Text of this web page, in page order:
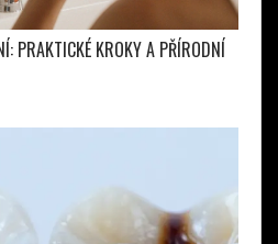
PRAKTICKÉ KROKY A PŘÍRODNÍ